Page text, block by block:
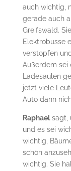
auch wichtig,
gerade auch
Greifswald.
Elektrobusse
verstopfen
Außerdem sei
Ladesäulen
jetzt viele
Auto dann
Raphaelsagt,
und es sei
wichtig,
schön
wichtig. Sie